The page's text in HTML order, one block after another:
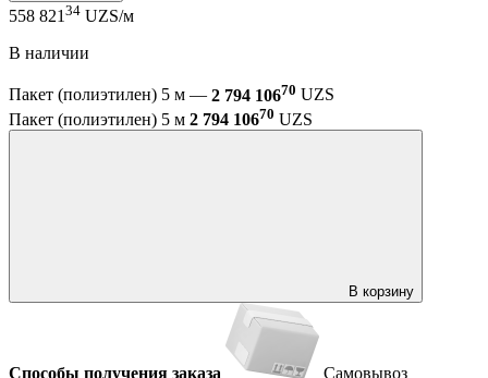
558 821 34 UZS/м
В наличии
Пакет (полиэтилен) 5 м — 2 794 10670 UZS
Пакет (полиэтилен) 5 м 2 794 10670 UZS
В корзину
Способы получения заказа
Самовывоз